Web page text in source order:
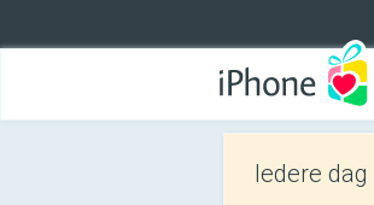
Iedere dag